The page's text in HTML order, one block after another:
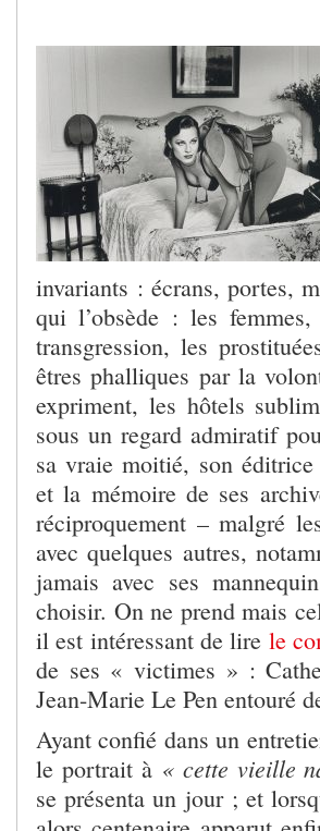
invariants : écrans, portes,
qui l’obsède : les
transgression, les
êtres phalliques par la
expriment, les hôtels
sous un regard admiratif
sa vraie moitié, son
et la mémoire de ses
réciproquement – malgré
avec quelques autres,
jamais avec ses
choisir. On ne prend mais
il est intéressant de lire le
de ses « victimes » :
Jean-Marie Le Pen entouré
Ayant confié dans un
le portrait à « cette vieille
se présenta un jour ; et